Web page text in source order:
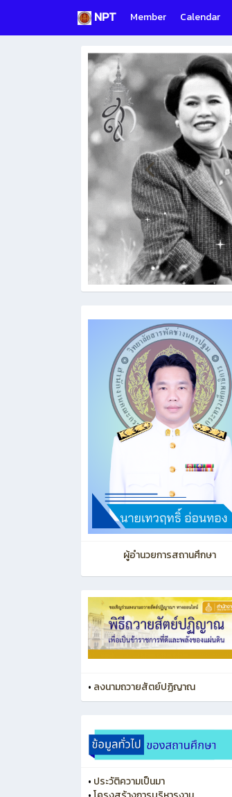
NPT Member Calendar
ผู้อำนวยการสถานศึกษา
• ลงนามถวายสัตย์ปฏิญาณ
• ประวัติความเป็นมา